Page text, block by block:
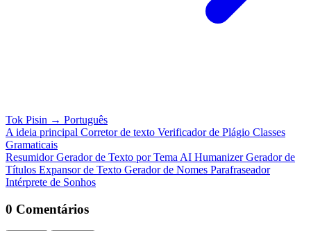
Tok Pisin → Português
A ideia principal Corretor de texto Verificador de Plágio Classes
Gramaticais
ResumidorGerador de Texto por Tema AI HumanizerGerador de
Títulos Expansor de Texto Gerador de Nomes Parafraseador
Intérprete de Sonhos
0 Comentários